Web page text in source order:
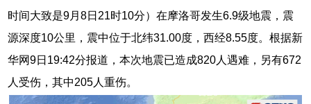
时间大致是9月8日21时10分）在摩洛哥发生6.9级地震，震
源深度10公里，震中位于北纬31.00度，西经8.55度。根据新
华网9日19:42分报道，本次地震已造成820人遇难，另有672
人受伤，其中205人重伤。